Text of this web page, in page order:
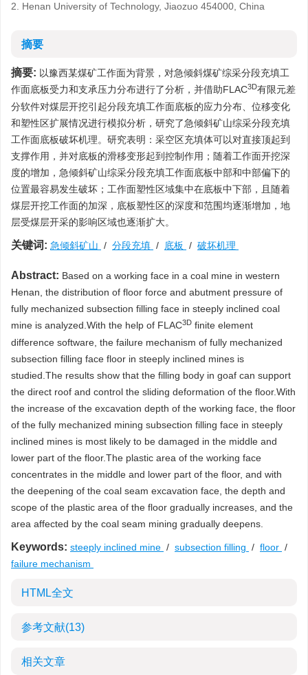
2. Henan University of Technology, Jiaozuo 454000, China
摘要
摘要: 以豫西某煤矿工作面为背景，对急倾斜煤矿综采分段充填工
作面底板受力和支承压力分布进行了分析，并借助FLAC3D有限元差
分软件对煤层开挖引起分段充填工作面底板的应力分布、位移变化
和塑性区扩展情况进行模拟分析，研究了急倾斜矿山综采分段充填
工作面底板破坏机理。研究表明：采空区充填体可以对直接顶起到
支撑作用，并对底板的滑移变形起到控制作用；随着工作面开挖深
度的增加，急倾斜矿山综采分段充填工作面底板中部和中部偏下的
位置最容易发生破坏；工作面塑性区域集中在底板中下部，且随着
煤层开挖工作面的加深，底板塑性区的深度和范围均逐渐增加，地
层受煤层开采的影响区域也逐渐扩大。
关键词: 急倾斜矿山 / 分段充填 / 底板 / 破坏机理
Abstract: Based on a working face in a coal mine in western
Henan, the distribution of floor force and abutment pressure of
fully mechanized subsection filling face in steeply inclined coal
mine is analyzed.With the help of FLAC3D finite element
difference software, the failure mechanism of fully mechanized
subsection filling face floor in steeply inclined mines is
studied.The results show that the filling body in goaf can support
the direct roof and control the sliding deformation of the floor.With
the increase of the excavation depth of the working face, the floor
of the fully mechanized mining subsection filling face in steeply
inclined mines is most likely to be damaged in the middle and
lower part of the floor.The plastic area of the working face
concentrates in the middle and lower part of the floor, and with
the deepening of the coal seam excavation face, the depth and
scope of the plastic area of the floor gradually increases, and the
area affected by the coal seam mining gradually deepens.
Keywords: steeply inclined mine / subsection filling / floor /
failure mechanism
HTML全文
参考文献(13)
相关文章